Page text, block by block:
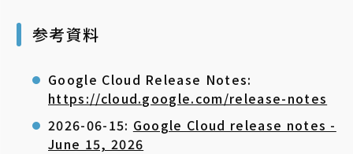
参考資料
Google Cloud Release Notes:
https://cloud.google.com/release-notes
2026-06-15: Google Cloud release notes -
June 15, 2026